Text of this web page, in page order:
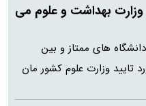
وزارت بهداشت و علوم می
دانشگاه های ممتاز و بین
تایید وزارت علوم کشور مان